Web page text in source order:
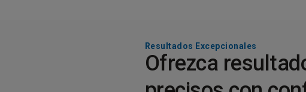
Resultados Excepcionales
Ofrezca